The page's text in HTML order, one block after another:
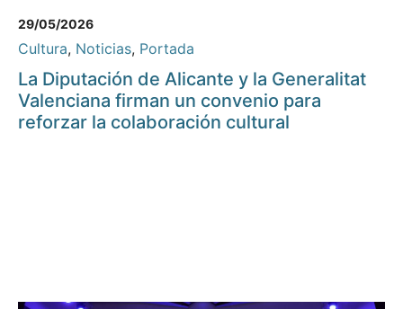
29/05/2026
Cultura, Noticias, Portada
La Diputación de Alicante y la Generalitat
Valenciana firman un convenio para
reforzar la colaboración cultural